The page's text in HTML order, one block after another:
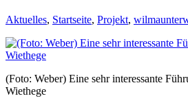
Aktuelles, Startseite, Projekt,
(Foto: Weber) Eine sehr interessante
Wiethege